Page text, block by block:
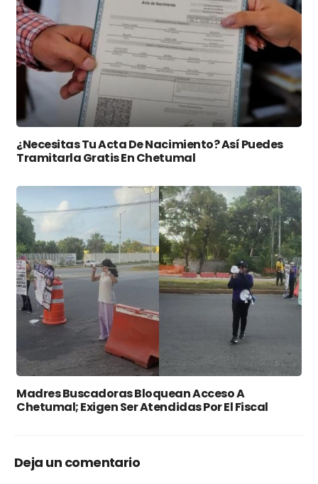
¿Necesitas Tu Acta De Nacimiento? Así Puedes
Tramitarla Gratis En Chetumal
Madres Buscadoras Bloquean Acceso A
Chetumal; Exigen Ser Atendidas Por El Fiscal
Deja un comentario